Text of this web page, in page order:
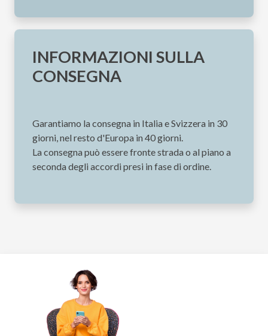
INFORMAZIONI SULLA
CONSEGNA
Garantiamo la consegna in Italia e Svizzera in 30
giorni, nel resto d'Europa in 40 giorni.
La consegna può essere fronte strada o al piano a
seconda degli accordi presi in fase di ordine.